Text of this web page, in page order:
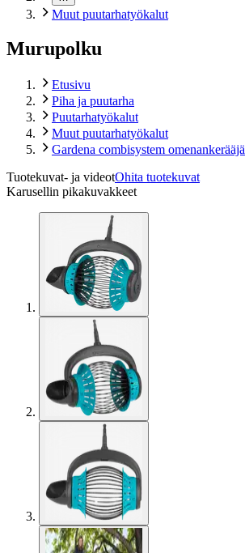
Muut puutarhatyökalut
Murupolku
Etusivu
Piha ja puutarha
Puutarhatyökalut
Muut puutarhatyökalut
Gardena combisystem omenankerääjä
Tuotekuvat- ja videotOhita tuotekuvat
Karusellin pikakuvakkeet